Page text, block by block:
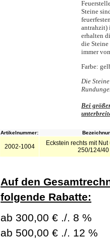
Steine
antrahzit)
erhalten
die
immer
Farbe: g
Die
Bei
Artikelnummer:
2002-1004
Eckstein rechts mit
250/124/40
Auf den
folgende Rabatte:
ab 300,00 € ./. 8 %
ab 500,00 € ./. 12 %